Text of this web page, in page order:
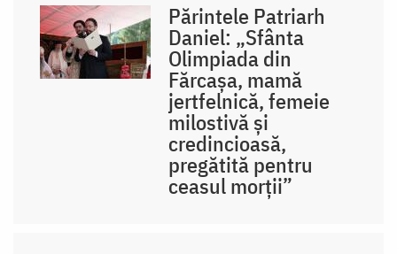
Părintele Patriarh
Daniel: „Sfânta
Olimpiada din
Fărcașa, mamă
jertfelnică, femeie
milostivă și
credincioasă,
pregătită pentru
ceasul morții”